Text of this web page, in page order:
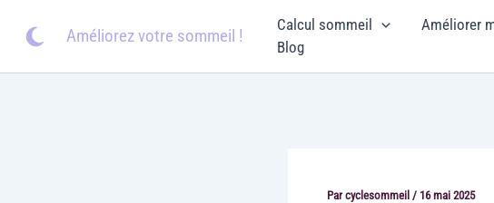
Améliorez votre sommeil !
Calcul sommeil Améliorer
Blog
Parcyclesommeil / 16 mai 2025